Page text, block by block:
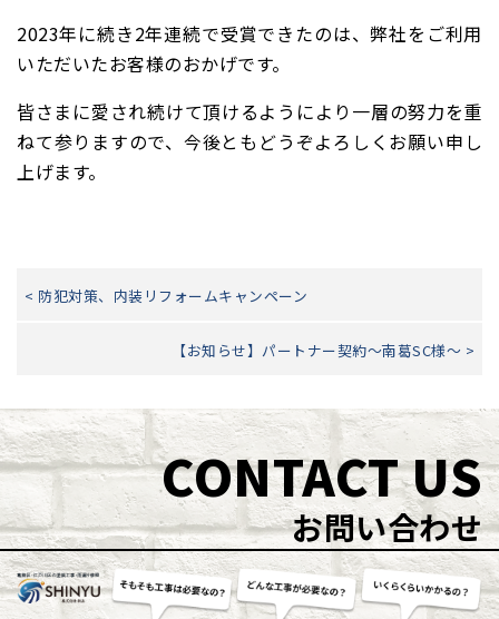
2023年に続き2年連続で受賞できたのは、弊社をご利用
いただいたお客様のおかげです。
皆さまに愛され続けて頂けるようにより一層の努力を重
ねて参りますので、今後ともどうぞよろしくお願い申し
上げます。
< 防犯対策、内装リフォームキャンペーン
【お知らせ】パートナー契約～南葛SC様～ >
CONTACT US
お問い合わせ